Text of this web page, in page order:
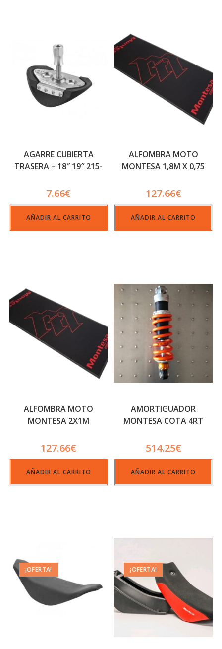
AGARRE CUBIERTA
TRASERA – 18″ 19″ 215-
7.66€
AÑADIR AL CARRITO
ALFOMBRA MOTO
MONTESA 1,8M X 0,75
127.66€
AÑADIR AL CARRITO
ALFOMBRA MOTO
MONTESA 2X1M
127.66€
AÑADIR AL CARRITO
AMORTIGUADOR
MONTESA COTA 4RT
514.25€
AÑADIR AL CARRITO
¡OFERTA! ¡OFERTA!